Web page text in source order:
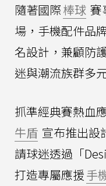
隨著國際棒球 賽
場，手機配件品
名設計，兼顧防
迷與潮流族群多
抓準經典賽熱血
牛盾 宣布推出設
請球迷透過「
打造專屬應援手